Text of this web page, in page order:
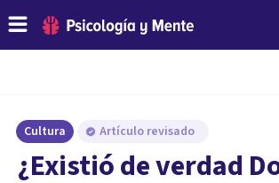
Cultura Artículo revisado
¿Existió de verdad